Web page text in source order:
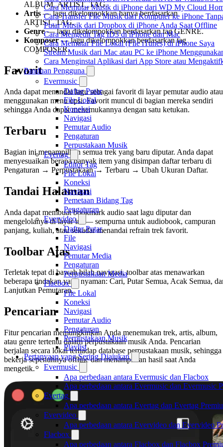
Cara Memutar Musik di iPhone dari WD My Cloud
Cara Transfer File Musik dari Komputer ke iPhone
Putar Musik dari Dropbox di iPhone Anda Saat Offline
Cara Mengedit Tag ID3 di iPhone dan Mac
Cara Memutar File Lokal (File iTunes) di iPhone Saya
Stream Musik dari Mac atau PC ke iPhone
Cara Menginstal Aplikasi dari App Store atau
Panduan Pengguna
Evermusic
Daftar Putar
File Lokal
Koneksi
Navigasi
Pemutar Audio
Pengaturan
Perpustakaan Musik
Evertag
Editor Tag
File Lokal
Koneksi
Navigasi
Pemetaan Bidang Tag
Pengaturan
Evervideo
Daftar Putar
File
Navigasi
Pemutar Media
Pengaturan
Perpustakaan Media
Flacbox
File Lokal
Koneksi
Navigasi
Pemutar Audio
Pengaturan
Perpustakaan Musik
Playlist
Pertanyaan yang Sering Diajukan
Evermusic
Apa perbedaan antara Evermusic dan Flacbox
Apa perbedaan antara Evermusic dan Evermusic
Evertag
Apa perbedaan antara Evertag dan Evertag
Evervideo
Apa perbedaan antara Evervideo dan Evervideo
Flacbox
Apa perbedaan antara Flacbox dan Flacbox
ALBUM_ARTIST_TAG.
Artis — lagu dikelompokkan hanya berdasarkan
ARTIST_TAG.
Genre— lagu dikelompokkan berdasarkan tag GENRE.
Komposer— lagu dikelompokkan berdasarkan tag
COMPOSER.
Favorit
Anda dapat menandai lagu sebagai favorit di layar pemutar audio atau
menggunakan menu opsi. Favorit muncul di bagian mereka sendiri
sehingga Anda dapat menemukannya dengan satu ketukan.
Terbaru
Bagian ini menampilkan semua trek yang baru diputar. Anda dapat
menyesuaikan berapa banyak item yang disimpan daftar terbaru di
Pengaturan → Perpustakaan → Terbaru → Ubah Ukuran Daftar.
Tandai Halaman
Anda dapat membuat bookmark audio saat lagu diputar dan
mengelolanya di layar ini — sempurna untuk audiobook, campuran
panjang, kuliah, atau sekadar menandai refrain trek favorit.
Toolbar Atas
Terletak tepat di bawah bilah navigasi, toolbar atas menawarkan
beberapa tindakan yang nyaman: Cari, Putar Semua, Acak Semua,
Lanjutkan Pemutaran.
Pencarian
Fitur pencarian memungkinkan Anda menemukan trek, artis, album,
atau genre tertentu dalam perpustakaan musik Anda. Pencarian
berjalan secara lokal terhadap database perpustakaan musik, sehingga
bekerja sepenuhnya offline dan menampilkan hasil saat Anda
mengetik.